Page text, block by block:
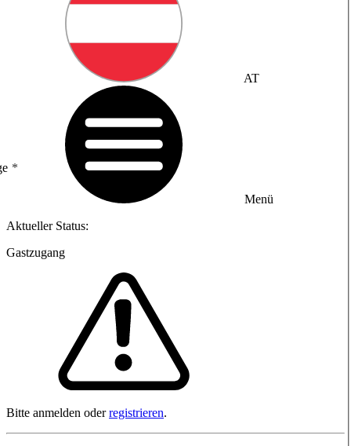
AT
Menü
Aktueller Status:
Gastzugang
Bitte anmelden oderregistrieren.